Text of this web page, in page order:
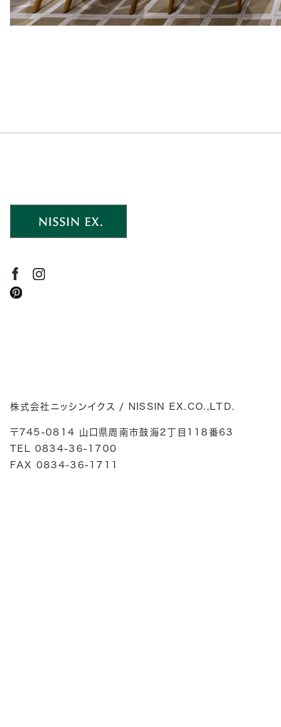
株式会社ニッシンイクス / NISSIN EX.CO.,LTD.
〒745-0814 山口県周南市鼓海2丁目118番63
TEL 0834-36-1700
FAX 0834-36-1711